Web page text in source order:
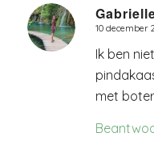
zegt:
10 december
Ik ben
met